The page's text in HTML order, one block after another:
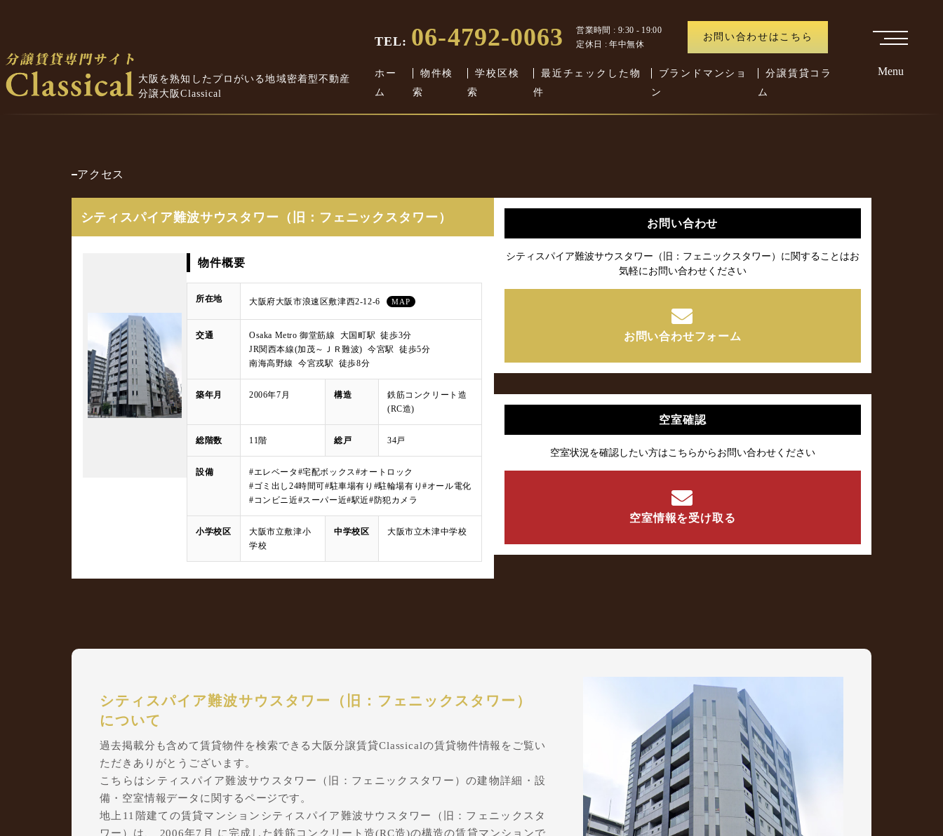
大阪を熟知したプロがいる地域密着型不動産
分譲大阪Classical
TEL: 06-4792-0063
営業時間 : 9:30 - 19:00
定休日 : 年中無休
お問い合わせはこちら
ホー
ム
物件検
索
学校区検
索
最近チェックした物
件
ブランドマンショ
ン
分譲賃貸コラ
ム
Menu
アクセス
シティスパイア難波サウスタワー（旧：フェニックスタワー）
物件概要
所在地 大阪府大阪市浪速区敷津西2-12-6 MAP
交通
Osaka Metro 御堂筋線 大国町駅 徒歩3分
JR関西本線(加茂～ＪＲ難波) 今宮駅 徒歩5分
南海高野線 今宮戎駅 徒歩8分
築年月 2006年7月 構造
鉄筋コンクリート造
(RC造)
総階数 11階 総戸 34戸
設備 #エレベータ #宅配ボックス#オートロック
#ゴミ出し24時間可#駐車場有り #駐輪場有り#オール電化
#コンビニ近#スーパー近#駅近#防犯カメラ
小学校区
大阪市立敷津小
学校
中学校区 大阪市立木津中学校
お問い合わせ
シティスパイア難波サウスタワー（旧：フェニックスタワー）に関することはお
気軽にお問い合わせください
お問い合わせフォーム
空室確認
空室状況を確認したい方はこちらからお問い合わせください
空室情報を受け取る
シティスパイア難波サウスタワー（旧：フェニックスタワー）
について
過去掲載分も含めて賃貸物件を検索できる大阪分譲賃貸Classicalの賃貸物件情報をご覧い
ただきありがとうございます。
こちらはシティスパイア難波サウスタワー（旧：フェニックスタワー）の建物詳細・設
備・空室情報データに関するページです。
地上11階建ての賃貸マンションシティスパイア難波サウスタワー（旧：フェニックスタ
ワー）は、 2006年7月 に完成した鉄筋コンクリート造(RC造)の構造の賃貸マンションで